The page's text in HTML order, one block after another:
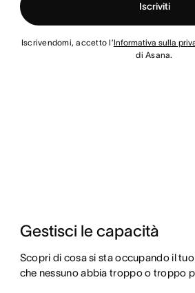
Iscriviti
Iscrivendomi, accetto l’Informativa sulla
di Asana.
Gestisci le capacità
Scopri di cosa si sta occupando il
che nessuno abbia troppo o troppo